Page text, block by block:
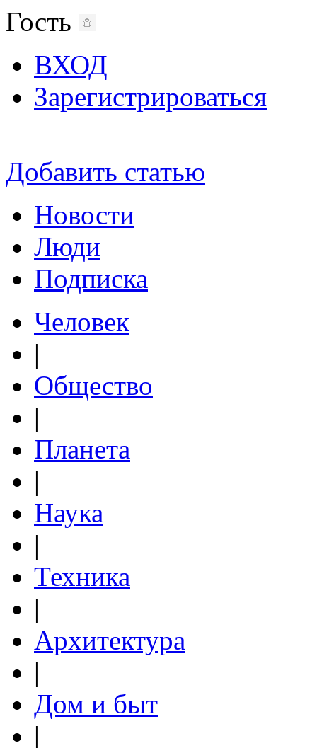
Гость
ВХОД
Зарегистрироваться
Добавить статью
Новости
Люди
Подписка
Человек
|
Общество
|
Планета
|
Наука
|
Техника
|
Архитектура
|
Дом и быт
|